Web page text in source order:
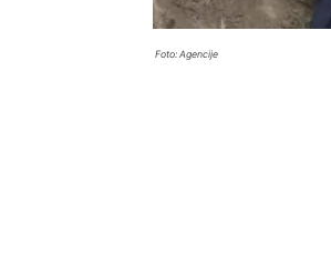
Foto: Agencije